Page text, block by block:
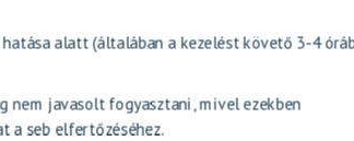
alatt (általában a kezelést követő 3-4
javasolt fogyasztani, mivel ezekben
a seb elfertőzéséhez.